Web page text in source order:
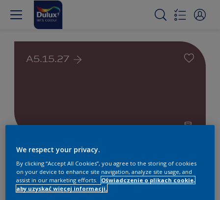
A5.15.27
Farby białe i kolorowe do
wnętrz i na zewnątrz
1Produkty znalezione
We respect your privacy.
By clicking “Accept All Cookies”, you agree to the storing of cookies
on your device to enhance site navigation, analyze site usage, and
assist in our marketing efforts.
Oświadczenie o plikach cookie,
aby uzyskać więcej informacji.